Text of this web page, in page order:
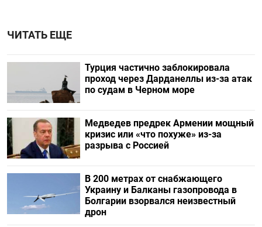
ЧИТАТЬ ЕЩЕ
Турция частично заблокировала
проход через Дарданеллы из-за атак
по судам в Черном море
Медведев предрек Армении мощный
кризис или «что похуже» из-за
разрыва с Россией
В 200 метрах от снабжающего
Украину и Балканы газопровода в
Болгарии взорвался неизвестный
дрон